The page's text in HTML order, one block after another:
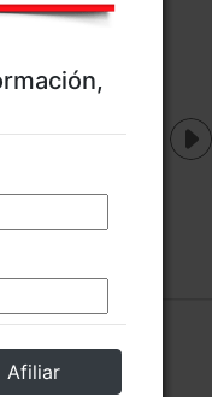
Afiliar